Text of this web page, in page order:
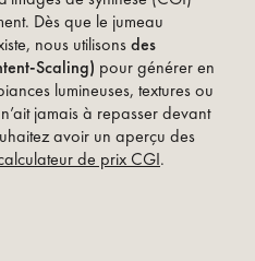
Dès que le jumeau
nous utilisonsdes
Scaling) pour générer en
lumineuses, textures ou
jamais à repasser devant
avoir un aperçu des
de prix CGI.